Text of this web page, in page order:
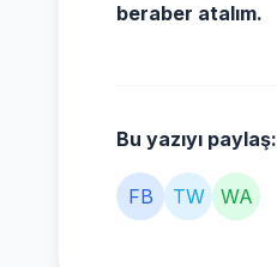
beraber atalım.
Bu yazıyı paylaş:
FB TW WA